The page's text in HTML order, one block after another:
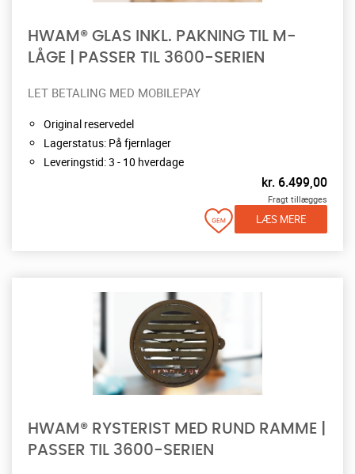
HWAM® GLAS INKL. PAKNING TIL M-
LÅGE | PASSER TIL 3600-SERIEN
LET BETALING MED MOBILEPAY
Original reservedel
Lagerstatus: På fjernlager
Leveringstid: 3 - 10 hverdage
kr. 6.499,00
Fragt tillægges
LÆS MERE
HWAM® RYSTERIST MED RUND RAMME |
PASSER TIL 3600-SERIEN